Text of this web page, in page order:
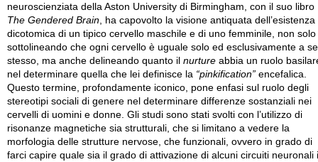
neuroscienziata della Aston University di Birmingham, con il suo libro
The Gendered Brain , ha capovolto la visione antiquata dell’esistenza
dicotomica di un tipico cervello maschile e di uno femminile, non solo
sottolineando che ogni cervello è uguale solo ed esclusivamente a se
stesso, ma anche delineando quanto il nurture abbia un ruolo
nel determinare quella che lei definisce la “pinkification” encefalica.
Questo termine, profondamente iconico, pone enfasi sul ruolo degli
stereotipi sociali di genere nel determinare differenze sostanziali nei
cervelli di uomini e donne. Gli studi sono stati svolti con l’utilizzo di
risonanze magnetiche sia strutturali, che si limitano a vedere la
morfologia delle strutture nervose, che funzionali, ovvero in grado di
farci capire quale sia il grado di attivazione di alcuni circuiti neuronali